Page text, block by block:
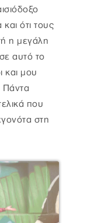
ότι τους
η μεγάλη
αυτό το
και μου
Πάντα
που
στη